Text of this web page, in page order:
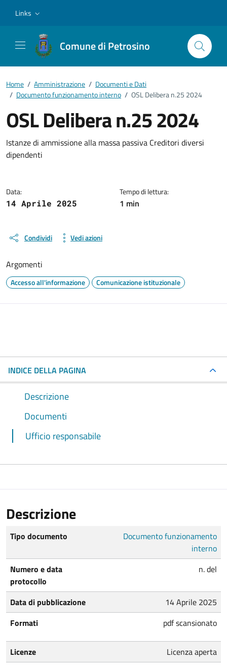
Links
Comune di Petrosino
Home / Amministrazione / Documenti e Dati
/ Documento funzionamento interno / OSL Delibera n.25 2024
OSL Delibera n.25 2024
Dettagli del documento
Istanze di ammissione alla massa passiva Creditori diversi
dipendenti
Data:
14 Aprile 2025
Tempo di lettura:
1 min
Condividi Vedi azioni
Argomenti
Accesso all'informazione Comunicazione istituzionale
INDICE DELLA PAGINA
Descrizione
Documenti
Ufficio responsabile
Descrizione
Tipo documento
Documento funzionamento
interno
Numero e data
protocollo
n. del
Data di pubblicazione
14 Aprile 2025
Formati
pdf scansionato
Licenze Licenza aperta